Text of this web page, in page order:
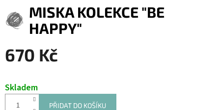
MISKA KOLEKCE "BE
HAPPY"
670 Kč
Skladem
PŘIDAT DO KOŠÍKU